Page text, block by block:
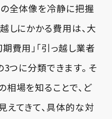
の全体像を冷静に把握
しにかかる費用は、大
費用」「引っ越し業者
3つに分類できます。 そ
場を知ることで、ど
えてきて、具体的な対